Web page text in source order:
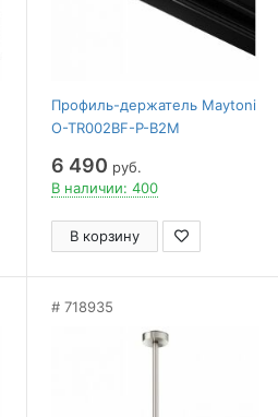
Профиль-держатель Maytoni
O-TR002BF-P-B2M
6 490 руб.
В наличии: 400
В корзину
718935